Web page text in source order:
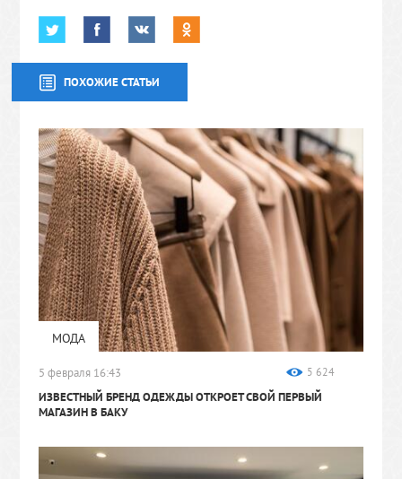
ПОХОЖИЕ СТАТЬИ
МОДА
5 февраля 16:43 5 624
ИЗВЕСТНЫЙ БРЕНД ОДЕЖДЫ ОТКРОЕТ СВОЙ ПЕРВЫЙ
МАГАЗИН В БАКУ